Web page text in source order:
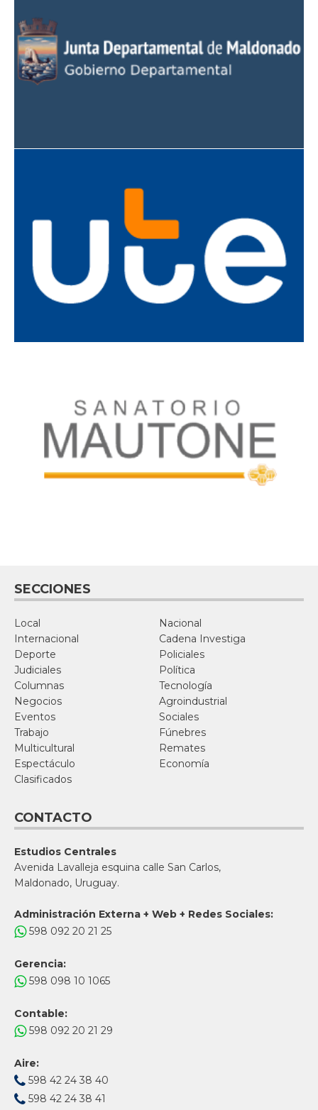
SECCIONES
Local
Nacional
Internacional
Cadena Investiga
Deporte
Policiales
Judiciales
Política
Columnas
Tecnología
Negocios
Agroindustrial
Eventos
Sociales
Trabajo
Fúnebres
Multicultural
Remates
Espectáculo
Economía
Clasificados
CONTACTO
Estudios Centrales
Avenida Lavalleja esquina calle San Carlos,
Maldonado, Uruguay.
Administración Externa + Web + Redes Sociales:
598 092 20 21 25
Gerencia:
598 098 10 1065
Contable:
598 092 20 21 29
Aire:
598 42 24 38 40
598 42 24 38 41